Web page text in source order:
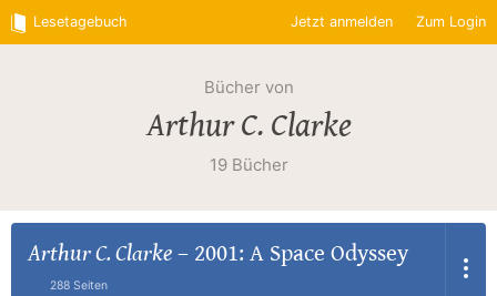
Lesetagebuch Jetzt anmelden Zum Login
Bücher von
Arthur C. Clarke
19 Bücher
Arthur C. Clarke– 2001: A Space Odyssey
288 Seiten